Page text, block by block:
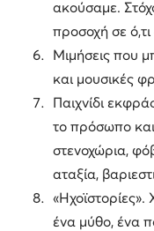
ακούσαμε.
προσοχή σε
Μιμήσεις που
και μουσικές
Παιχνίδι
το πρόσωπο και
στενοχώρια,
αταξία,
ένα μύθο, ένα